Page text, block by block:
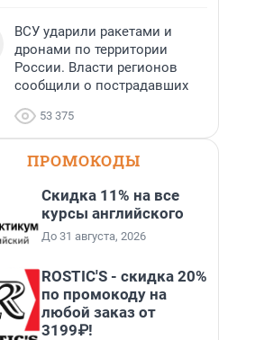
ВСУ ударили ракетами и
дронами по территории
России. Власти регионов
сообщили о пострадавших
53 375
ПРОМОКОДЫ
Скидка 11% на все
курсы английского
До 31 августа, 2026
ROSTIC'S - скидка 20%
по промокоду на
любой заказ от
3199₽!